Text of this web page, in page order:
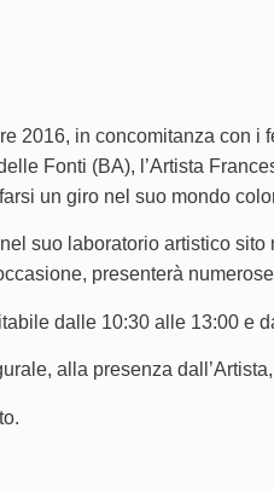
2016, in concomitanza con
Fonti (BA), l’Artista
un giro nel suo mondo
nel suo laboratorio artistico
presenterà
dalle 10:30 alle 13:00 e
alla presenza